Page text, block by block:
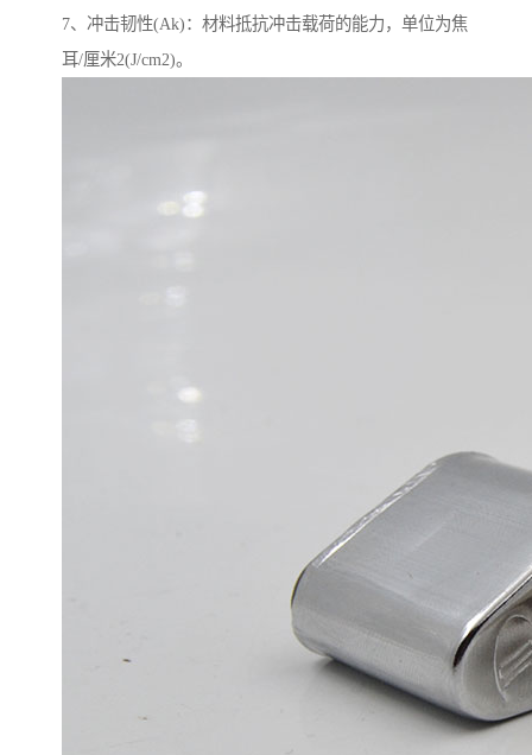
7、冲击韧性(Ak)：材料抵抗冲击载荷的能力，单位为焦
耳/厘米2(J/cm2)。